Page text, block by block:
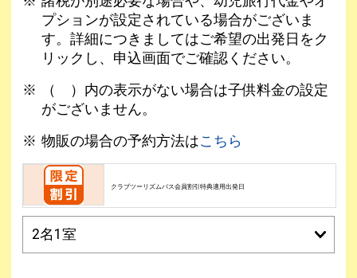
プションが設定されている場合がございま
す。詳細につきましてはご希望の出発日をク
リックし、申込画面でご確認ください。
（ ）内の表示がない場合は子供料金の設定
がございません。
物販の場合の予約方法はこちら
クラブツーリズムパス会員割引特典適用出発日